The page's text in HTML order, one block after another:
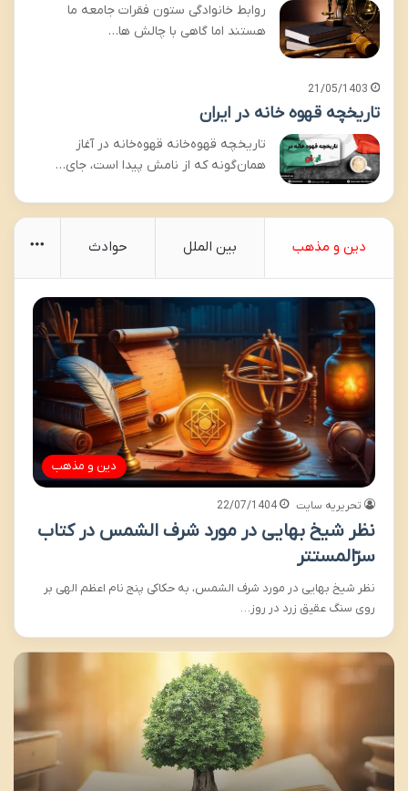
روابط خانوادگی ستون فقرات جامعه ما
هستند اما گاهی با چالش ها…
21/05/1403
تاریخچه قهوه خانه در ایران
تاریخچه قهوه‌خانه قهوه‌خانه در آغاز
همان‌گونه كه از نامش پيدا است، جای…
دین و مذهب بین الملل حوادث More
دین و مذهب
تحریریه سایت 22/07/1404
نظر شیخ بهایی در مورد شرف الشمس در کتاب
سرّالمستتر
نظر شیخ بهایی در مورد شرف الشمس، به حکاکی پنج نام اعظم الهی بر
روی سنگ عقیق زرد در روز…